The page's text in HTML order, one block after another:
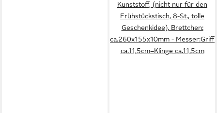
Kunststoff, (nicht nur für den
Frühstückstisch, 8-St., tolle
Geschenkidee), Brettchen:
ca.260x155x10mm - Messer:Griff
ca.11,5cm–Klinge ca.11,5cm